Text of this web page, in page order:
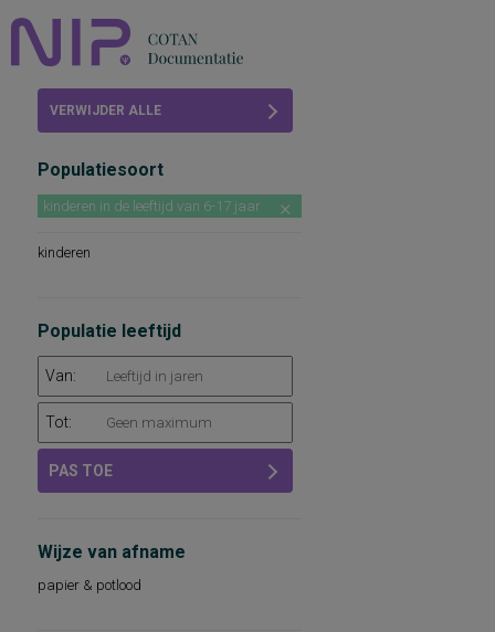
VERWIJDER ALLE
Populatiesoort
kinderen in de leeftijd van 6-17 jaar
kinderen
Populatie leeftijd
Van:
Tot:
PAS TOE
Wijze van afname
papier & potlood